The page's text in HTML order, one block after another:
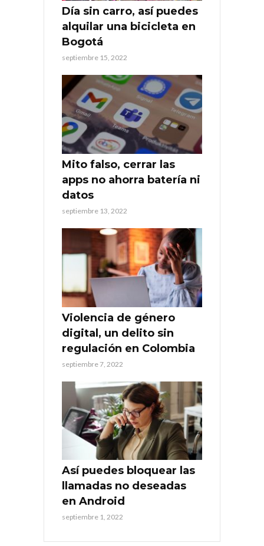
Día sin carro, así puedes
alquilar una bicicleta en
Bogotá
septiembre 15, 2022
Mito falso, cerrar las
apps no ahorra batería ni
datos
septiembre 13, 2022
Violencia de género
digital, un delito sin
regulación en Colombia
septiembre 7, 2022
Así puedes bloquear las
llamadas no deseadas
en Android
septiembre 1, 2022